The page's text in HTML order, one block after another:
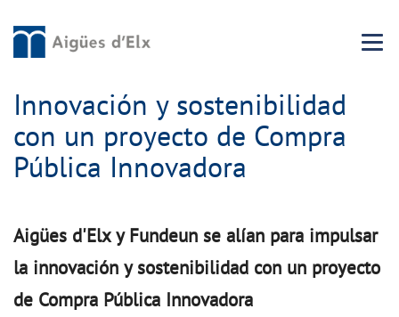
Menu
Innovación y sostenibilidad
con un proyecto de Compra
Pública Innovadora
Aigües d'Elx y Fundeun se alían para impulsar
la innovación y sostenibilidad con un proyecto
de Compra Pública Innovadora